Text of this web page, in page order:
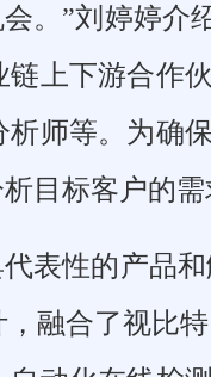
。”刘婷婷介
上下游合作
师等。为确
目标客户的
表性的产品
融合了视比